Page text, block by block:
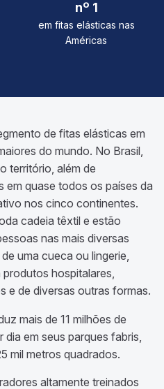
nº 1
em fitas elásticas nas
Américas
de fitas elásticas em
do mundo. No Brasil,
território, além de
em quase todos os países da
nos cinco continentes.
cadeia têxtil e estão
nas mais diversas
uma cueca ou lingerie,
hospitalares,
e de diversas outras formas.
mais de 11 milhões de
em seus parques fabris,
mil metros quadrados.
altamente treinados